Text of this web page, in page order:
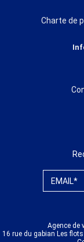
Charte de
EMAIL*
Agence de
16 rue du gabian Les